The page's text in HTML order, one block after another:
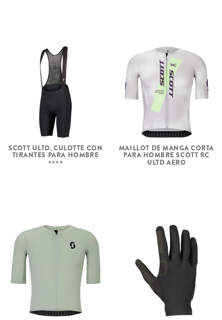
SCOTT ULTD. CULOTTE CON
TIRANTES PARA HOMBRE
++++
MAILLOT DE MANGA CORTA
PARA HOMBRE SCOTT RC
ULTD AERO